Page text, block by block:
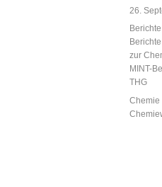
am
26.
zur
MINT-
THG
Chemie